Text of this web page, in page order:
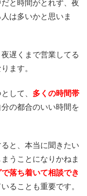
と時間がとれず、夜
は多いかと思いま
遅くまで営業してる
ます。
して、 多くの時間帯
の都合のいい時間を
と、本当に聞きたい
うことになりかねま
落ち着いて相談でき
ることも重要です。